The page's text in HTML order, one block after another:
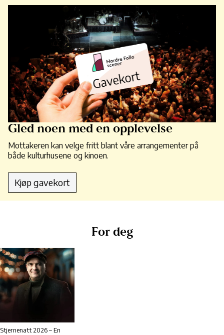
Gled noen med en opplevelse
Mottakeren kan velge fritt blant våre arrangementer på
både kulturhusene og kinoen.
Kjøp gavekort
For deg
Stjernenatt 2026 – En